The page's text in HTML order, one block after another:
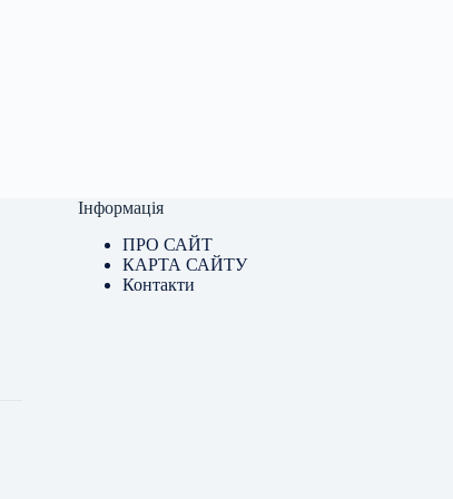
Інформація
ПРО САЙТ
КАРТА САЙТУ
Контакти